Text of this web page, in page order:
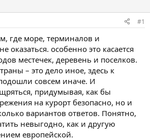
#1
где море, терминалов и
оказаться. особенно это касается
местечек, деревень и поселков.
– это дело иное, здесь к
совсем иначе. И
придумывая, как бы
на курорт безопасно, но и
вариантов ответов. Понятно,
невыгодно, как и другую
европейской.